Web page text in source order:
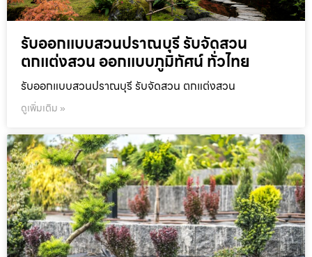
รับออกแบบสวนปราณบุรี รับจัดสวน
ตกแต่งสวน ออกแบบภูมิทัศน์ ทั่วไทย
รับออกแบบสวนปราณบุรี รับจัดสวน ตกแต่งสวน
ดูเพิ่มเติม »